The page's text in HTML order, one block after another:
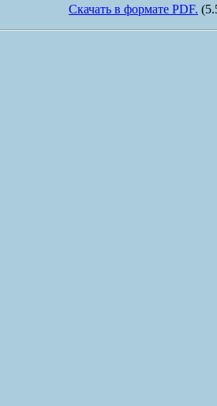
Скачать в формате PDF.